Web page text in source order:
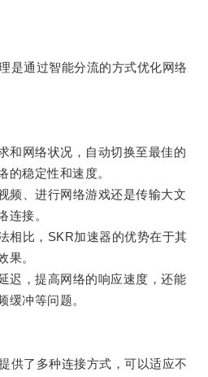
通过智能分流的方式优化网络
网络状况，自动切换至最佳的
的稳定性和速度。
、进行网络游戏还是传输大文
连接。
比，SKR加速器的优势在于其
果。
，提高网络的响应速度，还能
缓冲等问题。
了多种连接方式，可以适应不